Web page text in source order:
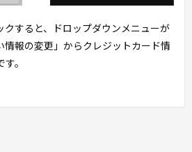
クすると、ドロップダウンメニューが
情報の変更」からクレジットカード情
。